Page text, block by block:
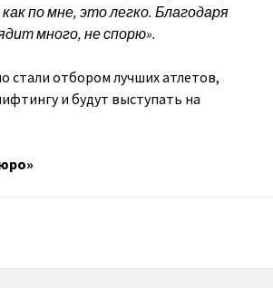
по мне, это легко. Благодаря
много, не спорю».
стали отбором лучших атлетов,
и будут выступать на